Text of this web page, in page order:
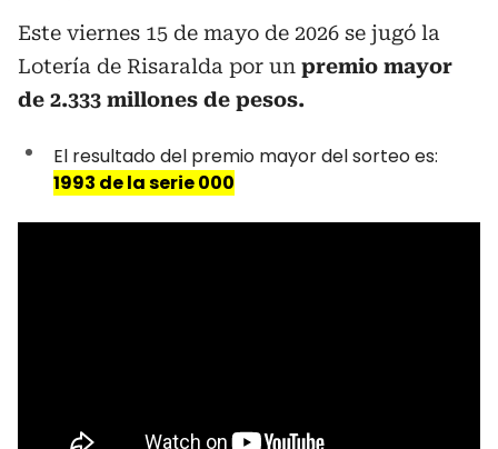
Este viernes 15 de mayo de 2026 se jugó la
Lotería de Risaralda por un premio mayor
de 2.333 millones de pesos.
El resultado del premio mayor del sorteo es:
1993 de la serie 000